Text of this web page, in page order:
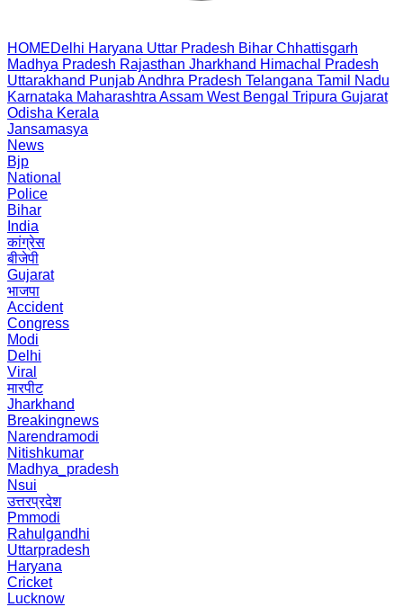
HOMEDelhi Haryana Uttar Pradesh Bihar Chhattisgarh
Madhya Pradesh Rajasthan Jharkhand Himachal Pradesh
Uttarakhand PunjabAndhra Pradesh Telangana Tamil Nadu
Karnataka Maharashtra Assam West Bengal Tripura Gujarat
Odisha Kerala
Jansamasya
News
Bjp
National
Police
Bihar
India
कांग्रेस
बीजेपी
Gujarat
भाजपा
Accident
Congress
Modi
Delhi
Viral
मारपीट
Jharkhand
Breakingnews
Narendramodi
Nitishkumar
Madhya_pradesh
Nsui
उत्तरप्रदेश
Pmmodi
Rahulgandhi
Uttarpradesh
Haryana
Cricket
Lucknow